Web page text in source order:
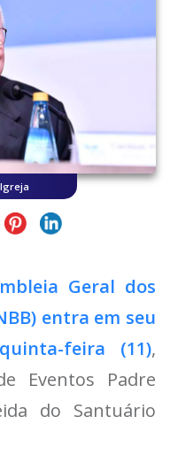
Igreja
Geral dos
entra em seu
feira (11),
Eventos Padre
do Santuário